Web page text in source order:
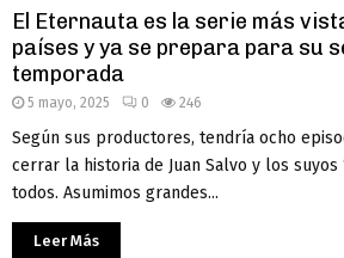
El Eternauta es la serie más
países y ya se prepara para su
temporada
5 mayo, 2025 0 246
Según sus productores, tendría ocho
cerrar la historia de Juan Salvo y los suyos
todos. Asumimos grandes...
Leer Más